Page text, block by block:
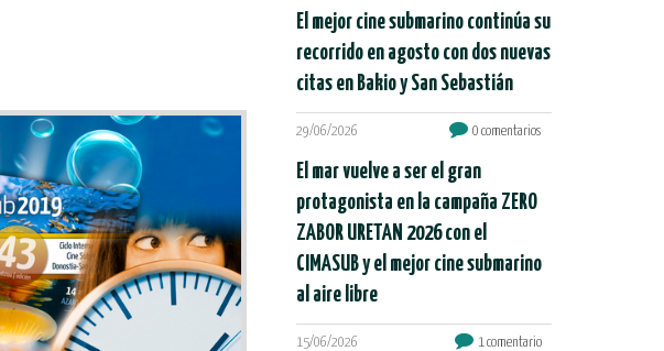
El mejor cine submarino continúa su
recorrido en agosto con dos nuevas
citas en Bakio y San Sebastián
29/06/2026 0 comentarios
El mar vuelve a ser el gran
protagonista en la campaña ZERO
ZABOR URETAN 2026 con el
CIMASUB y el mejor cine submarino
al aire libre
15/06/2026 1 comentario